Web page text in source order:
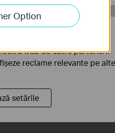
Option
site-ul nostru web a
web de către partenerii
reclame relevante pe alte
setările